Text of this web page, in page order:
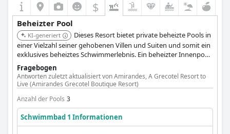
$
Beheizter Pool
KI-generiert
Dieses Resort bietet private beheizte Pools in
einer Vielzahl seiner gehobenen Villen und Suiten und somit ein
exklusives beheiztes Schwimmerlebnis. Ein beheizter Innenpool
ist ebenfalls im Spa-Bereich verfügbar, der zu bestimmten
Jahreszeiten beheizt wird.
Fragebogen
Antworten zuletzt aktualisiert von Amirandes, A Grecotel Resort to
Live (Amirandes Grecotel Boutique Resort)
Anzahl der Pools 3
Schwimmbad 1 Informationen